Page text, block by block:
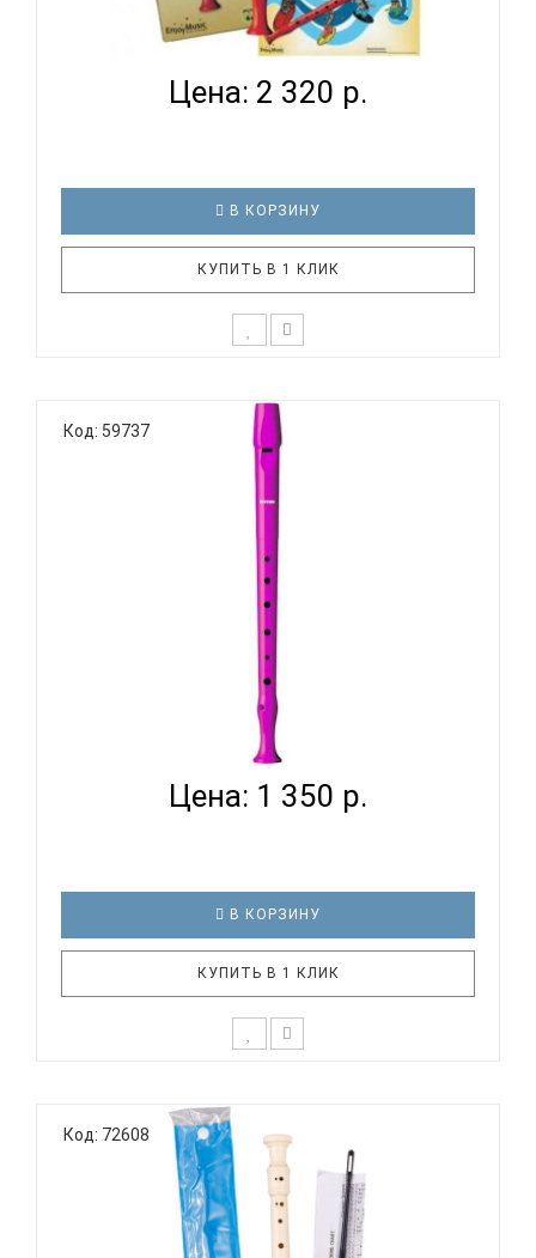
HOHNER K95086 - БЛОКФЛЕЙТА СОПРАНО
НЕМЕЦКАЯ СИСТЕМ...
Цена: 2 320 р.
В КОРЗИНУ
КУПИТЬ В 1 КЛИК
качество звучания инструмента и нужно
стараться правильно их направить в этом.
Прекрасный и живой звук блокфлейты является
одним из лучших способов с детства развивать
слух у ребенка. В тоже время, дети будут у..
Код: 59737
HOHNER B95084 VI - БЛОКФЛЕЙТА СОПРАНО
НЕМЕЦКАЯ СИС...
Цена: 1 350 р.
В КОРЗИНУ
КУПИТЬ В 1 КЛИК
качество звучания инструмента и нужно
стараться правильно их направить в этом.
Прекрасный и живой звук блокфлейты является
одним из лучших способов с детства развивать
слух у ребенка. В тоже время, дети будут у..
Код: 72608